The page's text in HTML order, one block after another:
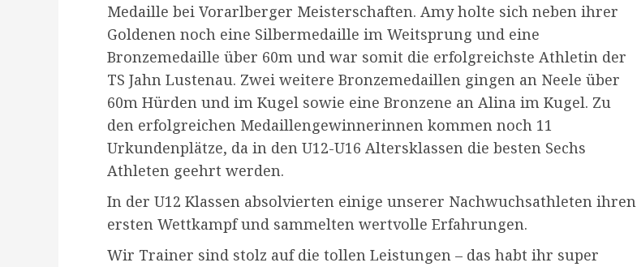
Medaille bei Vorarlberger Meisterschaften. Amy holte sich neben ihrer
Goldenen noch eine Silbermedaille im Weitsprung und eine
Bronzemedaille über 60m und war somit die erfolgreichste Athletin der
TS Jahn Lustenau. Zwei weitere Bronzemedaillen gingen an Neele über
60m Hürden und im Kugel sowie eine Bronzene an Alina im Kugel. Zu
den erfolgreichen Medaillengewinnerinnen kommen noch 11
Urkundenplätze, da in den U12-U16 Altersklassen die besten Sechs
Athleten geehrt werden.
In der U12 Klassen absolvierten einige unserer Nachwuchsathleten ihren
ersten Wettkampf und sammelten wertvolle Erfahrungen.
Wir Trainer sind stolz auf die tollen Leistungen – das habt ihr super